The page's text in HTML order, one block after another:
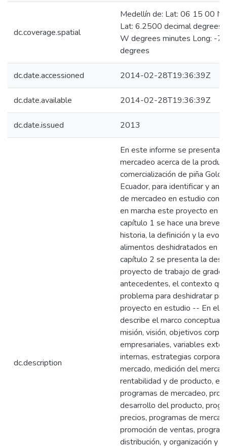
dc.coverage.spatial
Medellín de: Lat: 06 15 00 N
Lat: 6.2500 decimal
W degrees minutes Long: -
degrees
dc.date.accessioned 2014-02-28T19:36:39Z
dc.date.available 2014-02-28T19:36:39Z
dc.date.issued 2013
dc.description
En este informe se presenta
mercadeo acerca de la
comercialización de piña
Ecuador, para identificar y
de mercadeo en estudio con
en marcha este proyecto en
capítulo 1 se hace una breve
historia, la definición y la
alimentos deshidratados en
capítulo 2 se presenta la
proyecto de trabajo de
antecedentes, el contexto
problema para deshidratar
proyecto en estudio -- En el
describe el marco conceptual,
misión, visión, objetivos
empresariales, variables
internas, estrategias
mercado, medición del
rentabilidad y de producto,
programas de mercadeo,
desarrollo del producto,
precios, programas de
promoción de ventas,
distribución, y organización y